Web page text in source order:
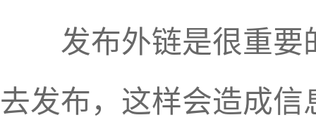
发布外链是很重要
去发布，这样会造成